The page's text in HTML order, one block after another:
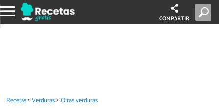
COMPARTIR
Recetas Verduras Otras verduras